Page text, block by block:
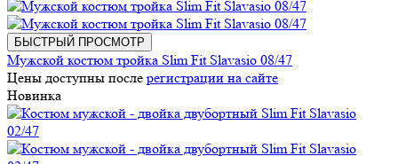
БЫСТРЫЙ ПРОСМОТР
Мужской костюм тройка Slim Fit Slavasio 08/47
Цены доступны после регистрации на сайте
Новинка